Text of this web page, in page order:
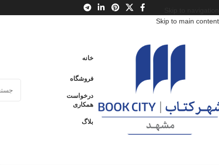
Skip to main content
خانه
فروشگاه
درخواست
همکاری
بلاگ